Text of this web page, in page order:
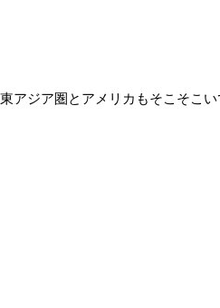
アジア圏とアメリカもそこそこ